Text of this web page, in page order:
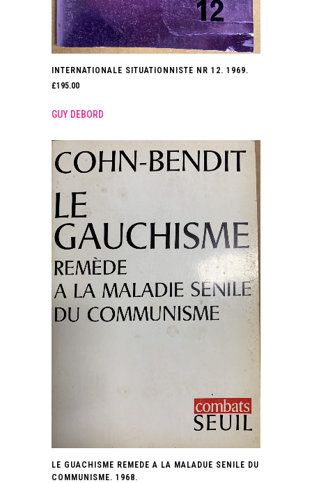
INTERNATIONALE SITUATIONNISTE NR 12. 1969.
£195.00
GUY DEBORD
LE GUACHISME REMEDE A LA MALADUE SENILE DU
COMMUNISME. 1968.